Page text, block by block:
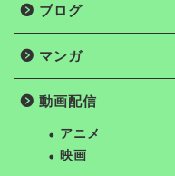
ブログ
マンガ
動画配信
アニメ
映画